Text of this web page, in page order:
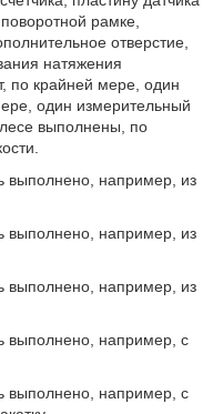
рамке,
отверстие,
натяжения
по крайней мере, один
один измерительный
выполнены, по
выполнено, например, из
выполнено, например, из
выполнено, например, из
выполнено, например, с
выполнено, например, с